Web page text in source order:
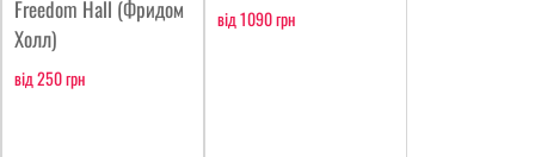
Freedom Hall (Фридом
Холл)
від 250 грн
від 1090 грн